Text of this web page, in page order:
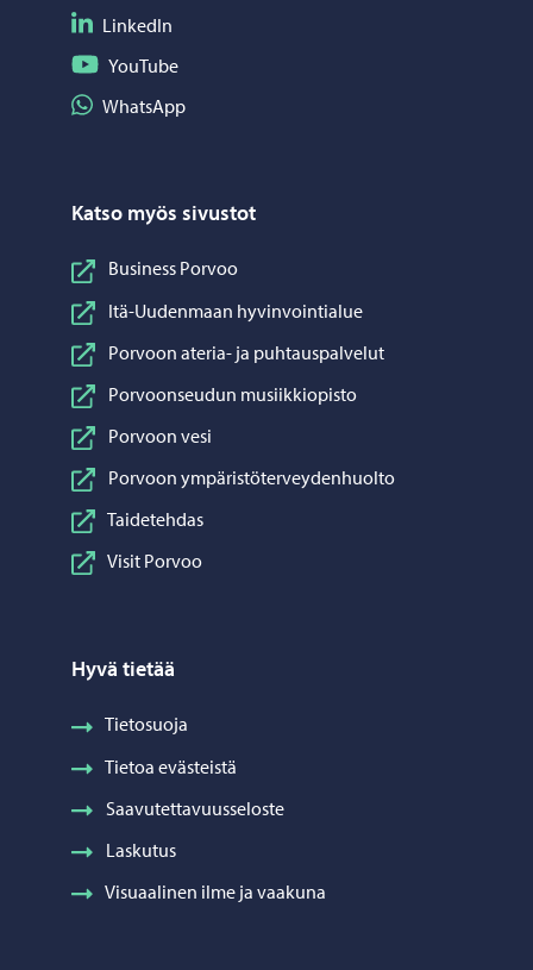
Seuraa LinkedIn
LinkedIn
Seuraa YouTube
YouTube
Jaa WhatsApp
WhatsApp
Katso myös sivustot
Business Porvoo
Itä-Uudenmaan hyvinvointialue
Porvoon ateria- ja puhtauspalvelut
Porvoonseudun musiikkiopisto
Porvoon vesi
Porvoon ympäristöterveydenhuolto
Taidetehdas
Visit Porvoo
Hyvä tietää
Tietosuoja
Tietoa evästeistä
Saavutettavuusseloste
Laskutus
Visuaalinen ilme ja vaakuna